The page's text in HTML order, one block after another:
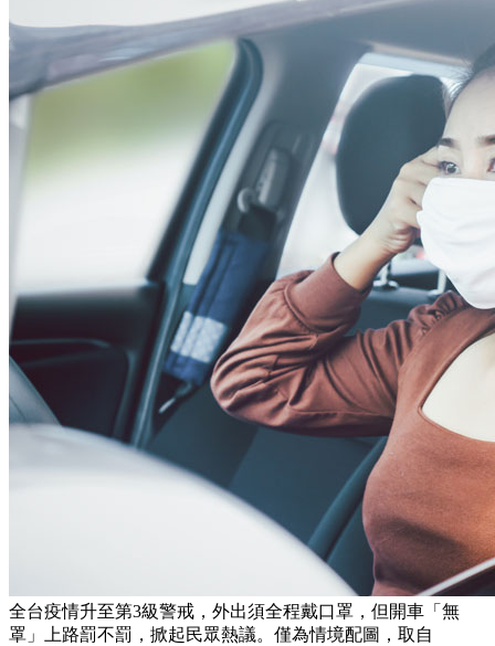
全台疫情升至第3級警戒，外出須全程戴口罩，但開車「無
罩」上路罰不罰，掀起民眾熱議。僅為情境配圖，取自